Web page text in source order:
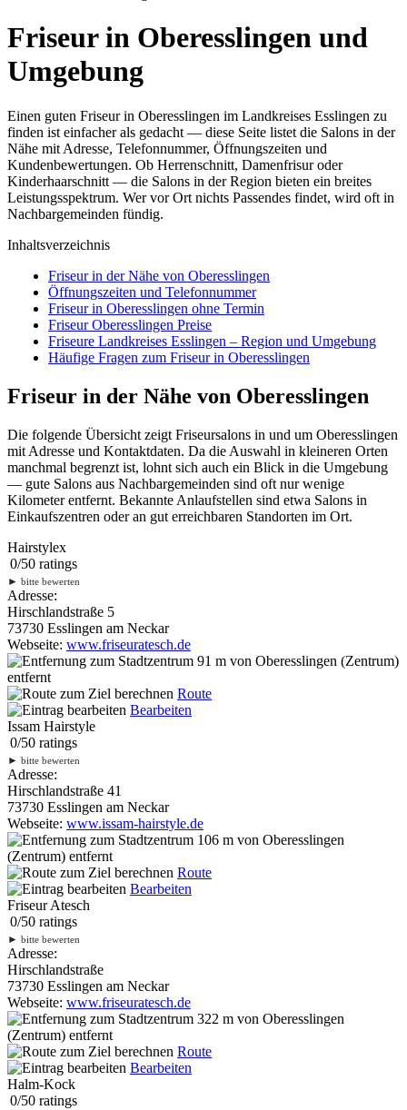
Friseur in Oberesslingen und
Umgebung
Einen guten Friseur in Oberesslingen im Landkreises Esslingen zu
finden ist einfacher als gedacht — diese Seite listet die Salons in der
Nähe mit Adresse, Telefonnummer, Öffnungszeiten und
Kundenbewertungen. Ob Herrenschnitt, Damenfrisur oder
Kinderhaarschnitt — die Salons in der Region bieten ein breites
Leistungsspektrum. Wer vor Ort nichts Passendes findet, wird oft in
Nachbargemeinden fündig.
Inhaltsverzeichnis
Friseur in der Nähe von Oberesslingen
Öffnungszeiten und Telefonnummer
Friseur in Oberesslingen ohne Termin
Friseur Oberesslingen Preise
Friseure Landkreises Esslingen – Region und Umgebung
Häufige Fragen zum Friseur in Oberesslingen
Friseur in der Nähe von Oberesslingen
Die folgende Übersicht zeigt Friseursalons in und um Oberesslingen
mit Adresse und Kontaktdaten. Da die Auswahl in kleineren Orten
manchmal begrenzt ist, lohnt sich auch ein Blick in die Umgebung
— gute Salons aus Nachbargemeinden sind oft nur wenige
Kilometer entfernt. Bekannte Anlaufstellen sind etwa Salons in
Einkaufszentren oder an gut erreichbaren Standorten im Ort.
Hairstylex
0/50 ratings
► bitte bewerten
Adresse:
Hirschlandstraße 5
73730 Esslingen am Neckar
Webseite: www.friseuratesch.de
91 m von Oberesslingen (Zentrum)
entfernt
Route
Bearbeiten
Issam Hairstyle
0/50 ratings
► bitte bewerten
Adresse:
Hirschlandstraße 41
73730 Esslingen am Neckar
Webseite: www.issam-hairstyle.de
106 m von Oberesslingen
(Zentrum) entfernt
Route
Bearbeiten
Friseur Atesch
0/50 ratings
► bitte bewerten
Adresse:
Hirschlandstraße
73730 Esslingen am Neckar
Webseite: www.friseuratesch.de
322 m von Oberesslingen
(Zentrum) entfernt
Route
Bearbeiten
Halm-Kock
0/50 ratings